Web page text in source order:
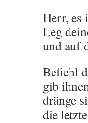
Herr, es
Leg
und auf
Befiehl
gib
dränge
die